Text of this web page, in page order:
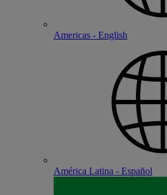
Americas - English
América Latina - Español